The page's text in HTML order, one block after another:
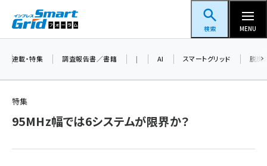
ン
スマートグリッドフォーラム
検索 MENU
連載・特集 調査報告書／書籍 | AI スマートグリッド 脱炭
特集
95MHz幅では6システムが限界か？